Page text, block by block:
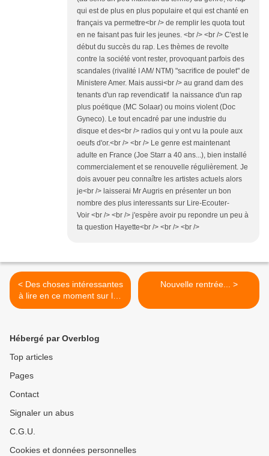
qui est de plus en plus populaire et qui est chanté en
français va permettre<br /> de remplir les quota tout
en ne faisant pas fuir les jeunes. <br /> <br /> C'est le
début du succès du rap. Les thèmes de revolte
contre la société vont rester, provoquant parfois des
scandales (rivalité I AM/ NTM) "sacrifice de poulet" de
Ministere Amer. Mais aussi<br /> au grand dam des
tenants d'un rap revendicatif la naissance d'un rap
plus poétique (MC Solaar) ou moins violent (Doc
Gyneco). Le tout encadré par une industrie du
disque et des<br /> radios qui y ont vu la poule aux
oeufs d'or.<br /> <br /> Le genre est maintenant
adulte en France (Joe Starr a 40 ans...), bien installé
commercialement et se renouvelle régulièrement. Je
dois avouer peu connaître les artistes actuels alors
je<br /> laisserai Mr Augris en présenter un bon
nombre des plus interessants sur Lire-Ecouter-
Voir <br /> <br /> j'espère avoir pu repondre un peu à
ta question Hayette<br /> <br /> <br />
< Des choses intéressantes
à lire en ce moment sur les
blogs
Nouvelle rentrée... >
Hébergé par Overblog
Top articles
Pages
Contact
Signaler un abus
C.G.U.
Cookies et données personnelles